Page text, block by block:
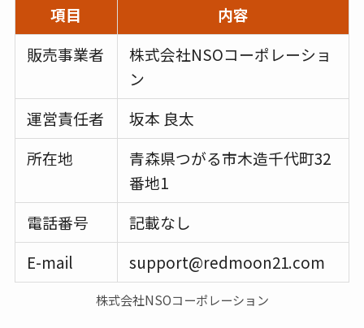
項目
内容
販売事業者
株式会社NSOコーポレーショ
ン
運営責任者
坂本 良太
所在地
青森県つがる市木造千代町32
番地1
電話番号
記載なし
E-mail
support@redmoon21.com
株式会社NSOコーポレーション